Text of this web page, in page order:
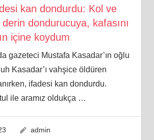
kan dondurdu: Kol ve
derin dondurucuya, kafasını
içine koydum
gazeteci Mustafa Kasadar’ın oğlu
Kasadar’ı vahşice öldüren
ifadesi kan dondurdu.
ile aramız oldukça …
admin